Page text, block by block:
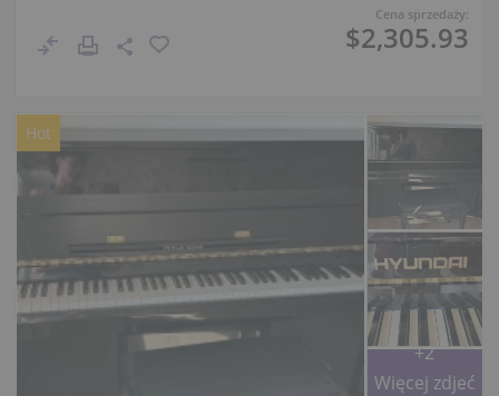
Cena sprzedaży:
$2,305.93
Hot
+2
Więcej zdjeć